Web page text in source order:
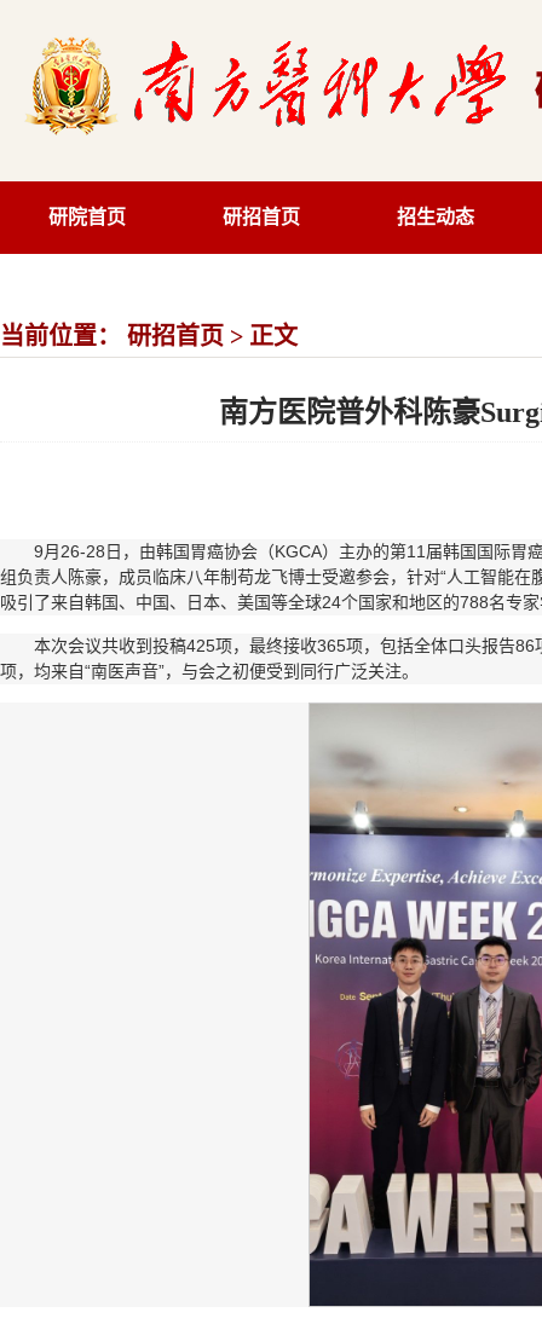
研院首页 研招首页 招生动态
当前位置： 研招首页 > 正文
南方医院普外科陈豪
9月26-28日，由韩国胃癌协会（KGCA）主办的第11届韩国国际胃
组负责人陈豪，成员临床八年制苟龙飞博士受邀参会，针对“人工智能
吸引了来自韩国、中国、日本、美国等全球24个国家和地区的788名专
本次会议共收到投稿425项，最终接收365项，包括全体口头报告
项，均来自“南医声音”，与会之初便受到同行广泛关注。